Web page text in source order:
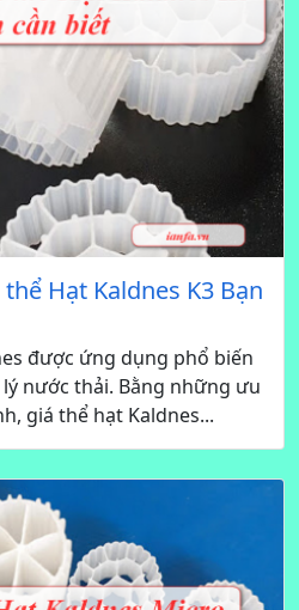
Hạt Kaldnes K3 Bạn
được ứng dụng phổ biến
nước thải. Bằng những ưu
giá thể hạt Kaldnes...